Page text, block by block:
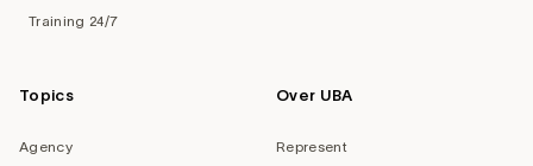
Training 24/7
Topics
Agency
Over UBA
Represent